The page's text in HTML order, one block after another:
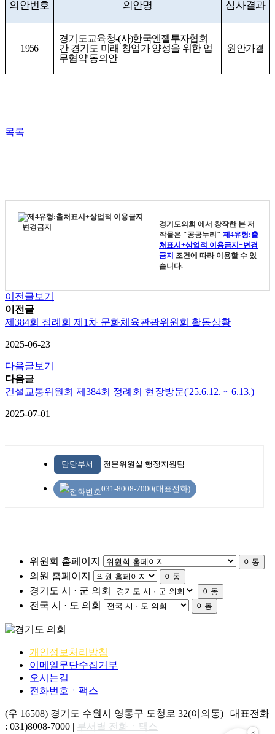
의안번호 의안명 심사결과
1956
경기도교육청-(사)한국엔젤투자협회
간 경기도 미래 창업가 양성을 위한 업
무협약 동의안
원안가결
목록
경기도의회 에서 창작한 본 저
작물은 "공공누리" 제4유형:출
처표시+상업적 이용금지+변경
금지 조건에 따라 이용할 수 있
습니다.
이전글보기
이전글
제384회 정례회 제1차 문화체육관광위원회 활동상황
2025-06-23
다음글보기
다음글
건설교통위원회 제384회 정례회 현장방문('25.6.12. ~ 6.13.)
2025-07-01
담당부서 전문위원실 행정지원팀
031-8008-7000(대표전화)
위원회 홈페이지 이동
의원 홈페이지 이동
경기도 시 · 군 의회 이동
전국 시 · 도 의회 이동
개인정보처리방침
이메일무단수집거부
오시는길
전화번호ㆍ팩스
(우 16508) 경기도 수원시 영통구 도청로 32(이의동) | 대표전화
: 031)8008-7000 | 부서별 전화ㆍ팩스